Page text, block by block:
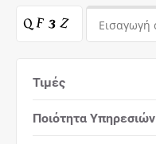
Τιμές
Ποιότητα Υπηρεσιών